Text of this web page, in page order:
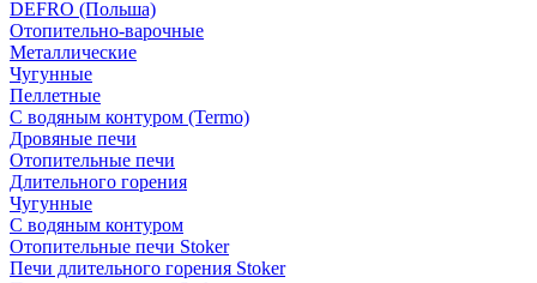
DEFRO (Польша)
Отопительно-варочные
Металлические
Чугунные
Пеллетные
С водяным контуром (Termo)
Дровяные печи
Отопительные печи
Длительного горения
Чугунные
C водяным контуром
Отопительные печи Stoker
Печи длительного горения Stoker